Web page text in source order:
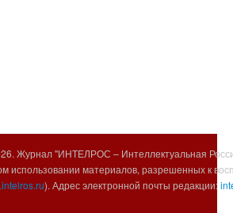
Журнал "ИНТЕЛРОС – Интеллектуальная
использовании материалов, разрешенных к
). Адрес электронной почты редакции: